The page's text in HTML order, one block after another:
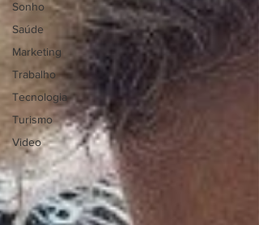
Sonho
Saúde
Marketing
Trabalho
Tecnologia
Turismo
Video